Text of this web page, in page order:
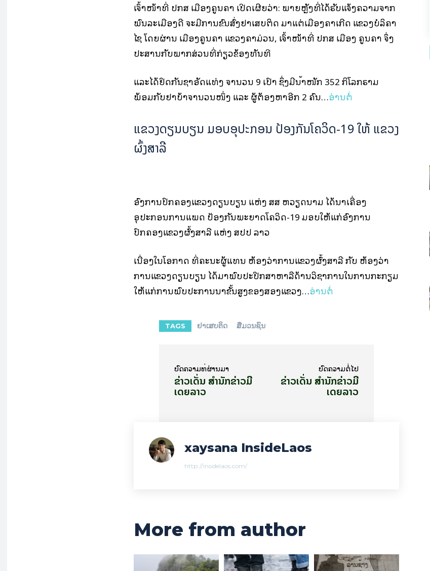
ເຈົ້າໜ້າທີ່ ປກສ ເມືອງຄູນຄໍາ ເປີດເຜີຍວ່າ: ພາຍຫຼັງທີ່ໄດ້ຮັບແຈ້ງຄວາມຈາກ
ພົນລະເມືອງດີ ຈະມີການຂົນສົ່ງຢາເສບຕິດ ມາແຕ່ເມືອງຄໍາເກີດ ແຂວງບໍລິຄໍາ
ໄຊ ໂດຍຜ່ານ ເມືອງຄູນຄໍາ ແຂວງຄໍາມ່ວນ, ເຈົ້າໜ້າທີ່ ປກສ ເມືອງ ຄູນຄໍາ ຈຶ່ງ
ປະສານກັບພາກສ່ວນທີ່ກ່ຽວຂ້ອງທັນທີ
ແລະໄດ້ຢຶດກັນຊາອັດແທ່ງ ຈໍານວນ 9 ເປົາ ຊຶ່ງມີນໍ້າໜັກ 352 ກິໂລກຣາມ
ພ້ອມກັບຢາບ້າຈໍານວນໜຶ່ງ ແລະ ຜູ້ຕ້ອງຫາອີກ 2 ຄົນ…ອ່ານຕໍ່
ແຂວງດຽນບຽນ ມອບອຸປະກອນ ປ້ອງກັນໂຄວິດ-19 ໃຫ້ ແຂວງ
ຜົ້ງສາລີ
ອົງການປົກຄອງແຂວງດຽນບຽນ ແຫ່ງ ສສ ຫວຽດນາມ ໄດ້ນໍາເຄື່ອງ
ອຸປະກອນການແພດ ປ້ອງກັນພະຍາດໂຄວິດ-19 ມອບໃຫ້ແກ່ອົງການ
ປົກຄອງແຂວງຜົ້ງສາລີ ແຫ່ງ ສປປ ລາວ
ເນື່ອງໃນໂອກາດ ທີ່ຄະນະຜູ້ແທນ ຫ້ອງວ່າການແຂວງຜົ້ງສາລີ ກັບ ຫ້ອງວ່າ
ການແຂວງດຽນບຽນ ໄດ້ມາພົບປະປືກສາຫາລືດ້ານວິຊາການໃນການກະກຽມ
ໃຫ້ແກ່ການພົບປະການນຳຂັ້ນສູງຂອງສອງແຂວງ…ອ່ານຕໍ່
TAGS ຢາເສບຕິດ ສື່ມວນຊົນ
ບົດ​ຄວາມ​ທີ່​ຜ່ານ​ມາ
ຂ່າວເດັ່ນ ສຳນັກຂ່າວມີ
ເດຍລາວ
ບົດ​ຄວາມ​ຕໍ່​ໄປ
ຂ່າວເດັ່ນ ສຳນັກຂ່າວມີ
ເດຍລາວ
xaysana InsideLaos
http://insidelaos.com/
More from author